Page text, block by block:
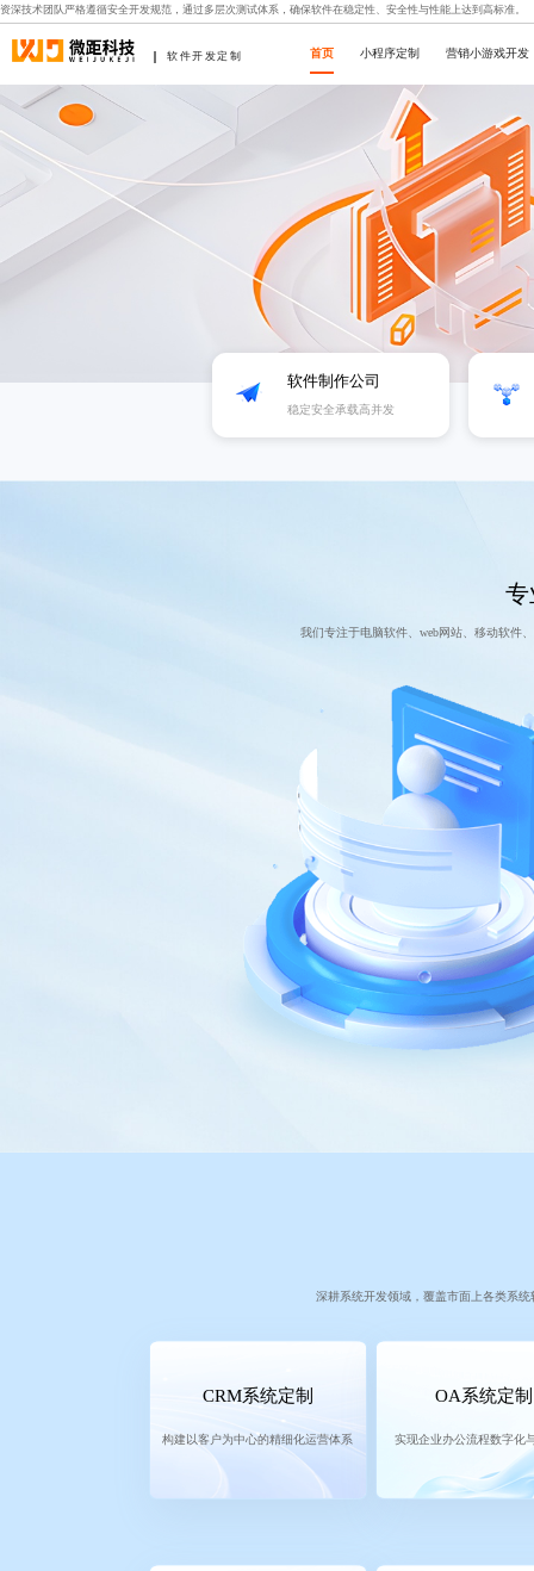
资深技术团队严格遵循安全开发规范，通过多层次测试体系，确保软件在稳定性、安全性与性能上达到高标准。
软件开发定制 首页 小程序定制 营销小游戏开发
软件制作公司
稳定安全承载高并发
专
我们专注于电脑软件、web网站、移动软件
深耕系统开发领域，覆盖市面上各类系
CRM系统定制
构建以客户为中心的精细化运营体系
OA系统定制
实现企业办公流程数字化